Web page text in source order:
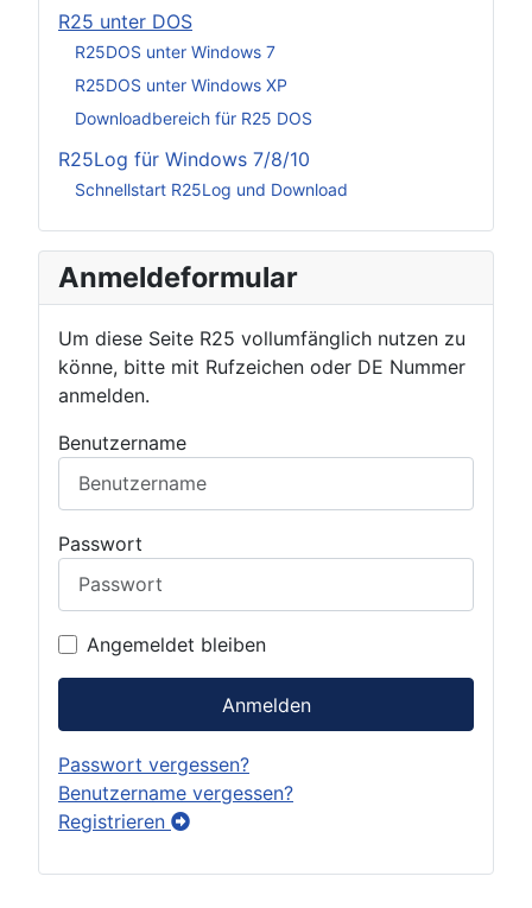
R25 unter DOS
R25DOS unter Windows 7
R25DOS unter Windows XP
Downloadbereich für R25 DOS
R25Log für Windows 7/8/10
Schnellstart R25Log und Download
Anmeldeformular
Um diese Seite R25 vollumfänglich nutzen zu
könne, bitte mit Rufzeichen oder DE Nummer
anmelden.
Benutzername
Passwort
Angemeldet bleiben
Anmelden
Passwort vergessen?
Benutzername vergessen?
Registrieren